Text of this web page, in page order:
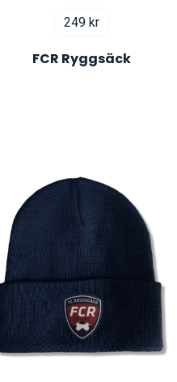
249 kr
FCR Ryggsäck